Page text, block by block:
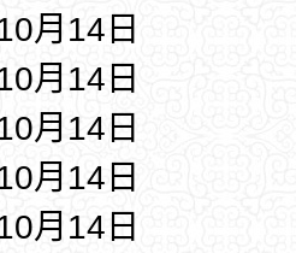
月14日
月14日
月14日
月14日
月14日